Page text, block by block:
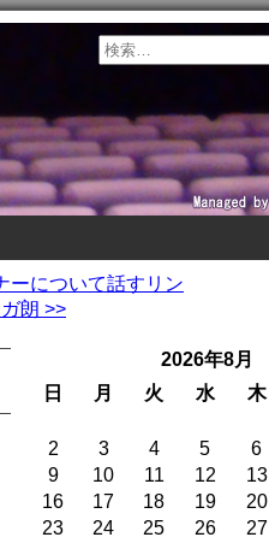
ーについて話すリン
朗 >>
2026年8月
日
月 火 水 木
2
3 4 5 6
9
10 11 12 13
16
17 18 19 20
23
24 25 26 27